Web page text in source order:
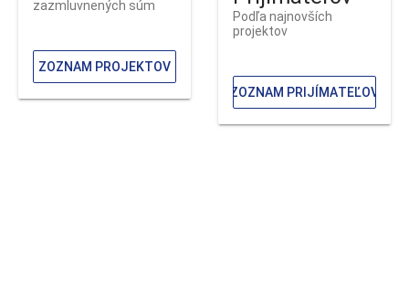
zazmluvnených súm
ZOZNAM PROJEKTOV
Podľa najnovších
projektov
ZOZNAM PRIJÍMATEĽOV